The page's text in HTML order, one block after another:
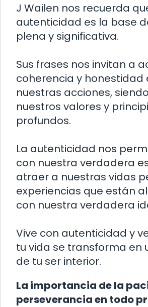
J Wailen nos recuerda
autenticidad es la base
plena y significativa.
Sus frases nos invitan a
coherencia y honestidad
nuestras acciones,
nuestros valores y
profundos.
La autenticidad nos
con nuestra verdadera
atraer a nuestras vidas
experiencias que están
con nuestra verdadera
Vive con autenticidad y
tu vida se transforma en
de tu ser interior.
La importancia de la
perseverancia en todo